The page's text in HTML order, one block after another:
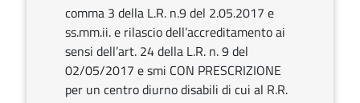
comma 3 della L.R. n.9 del 2.05.2017 e
ss.mm.ii. e rilascio dell’accreditamento ai
sensi dell’art. 24 della L.R. n. 9 del
02/05/2017 e smi CON PRESCRIZIONE
per un centro diurno disabili di cui al R.R.